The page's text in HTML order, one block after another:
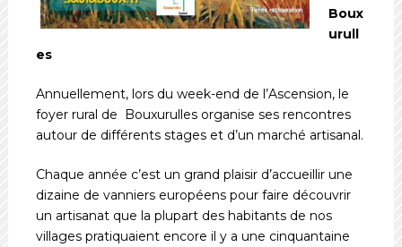
Boux
urull
es
Annuellement, lors du week-end de l’Ascension, le
foyer rural de Bouxurulles organise ses rencontres
autour de différents stages et d’un marché artisanal.
Chaque année c’est un grand plaisir d’accueillir une
dizaine de vanniers européens pour faire découvrir
un artisanat que la plupart des habitants de nos
villages pratiquaient encore il y a une cinquantaine